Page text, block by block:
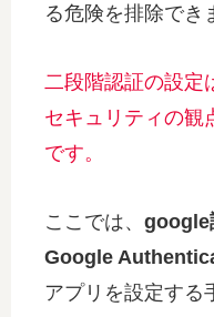
る危険を排除でき
二段階認証の設定
セキュリティの観
です。
ここでは、 google
Google
アプリを設定する